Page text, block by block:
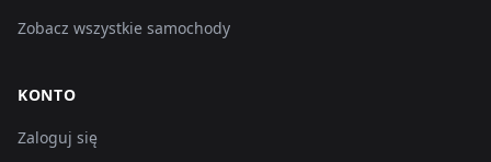
Zobacz wszystkie samochody
KONTO
Zaloguj się